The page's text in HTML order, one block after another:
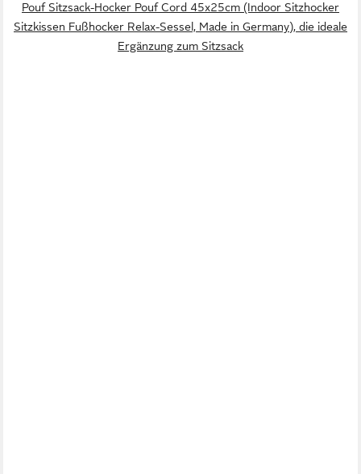
Pouf Sitzsack-Hocker Pouf Cord 45x25cm (Indoor Sitzhocker
Sitzkissen Fußhocker Relax-Sessel, Made in Germany), die ideale
Ergänzung zum Sitzsack